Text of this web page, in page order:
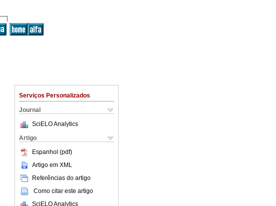
Serviços Personalizados
Journal
SciELO Analytics
Artigo
Espanhol (pdf)
Artigo em XML
Referências do artigo
Como citar este artigo
SciELO Analytics